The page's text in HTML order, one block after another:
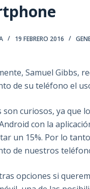
19 FEBRERO 2016
Samuel Gibbs,
de su teléfono el
son curiosos, ya que
con la
un 15%. Por lo
de nuestros
opciones si